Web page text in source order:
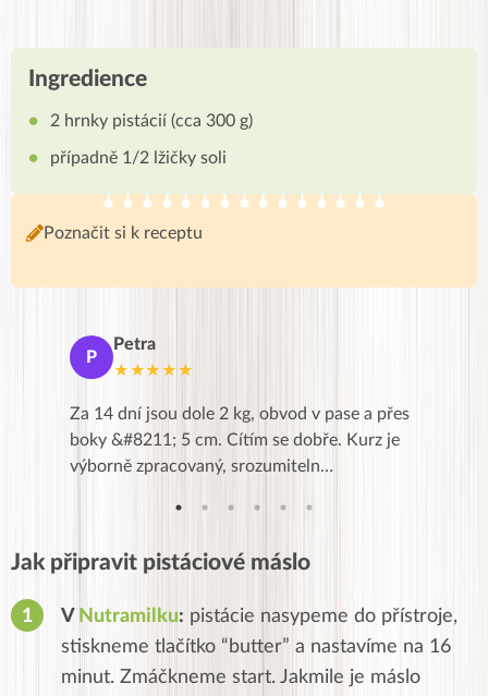
Ingredience
2 hrnky pistácií (cca 300 g)
případně 1/2 lžičky soli
Poznačit si k receptu
P
Petra
★★★★★
Za 14 dní jsou dole 2 kg, obvod v pase a přes
boky &#8211; 5 cm. Cítím se dobře. Kurz je
výborně zpracovaný, srozumiteln…
Jak připravit pistáciové máslo
V Nutramilku: pistácie nasypeme do přístroje,
stiskneme tlačítko “butter” a nastavíme na 16
minut. Zmáčkneme start. Jakmile je máslo